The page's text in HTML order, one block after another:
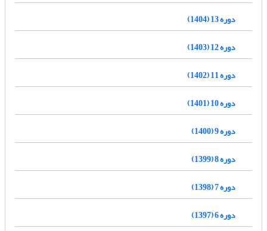
دوره 13 (1404)
دوره 12 (1403)
دوره 11 (1402)
دوره 10 (1401)
دوره 9 (1400)
دوره 8 (1399)
دوره 7 (1398)
دوره 6 (1397)